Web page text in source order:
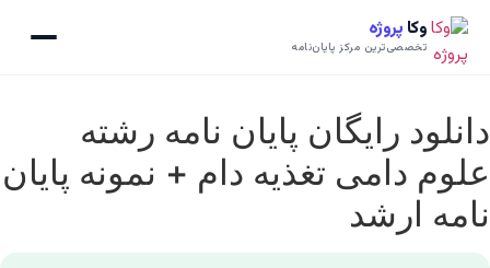
وکا پروژه
تخصصی‌ترین مرکز پایان‌نامه
دانلود رایگان پایان نامه رشته
علوم دامی تغذیه دام + نمونه پایان
نامه ارشد